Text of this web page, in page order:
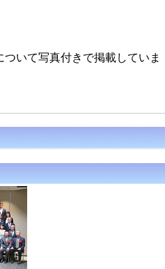
いて写真付きで掲載していま